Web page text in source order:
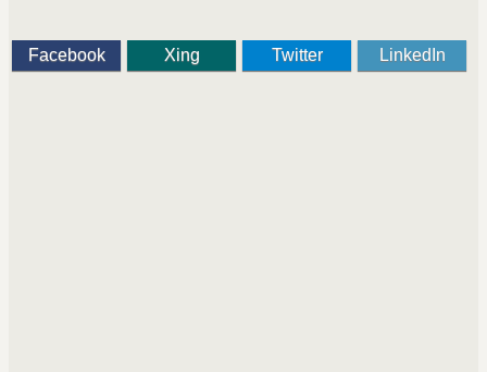
Facebook Xing Twitter LinkedIn